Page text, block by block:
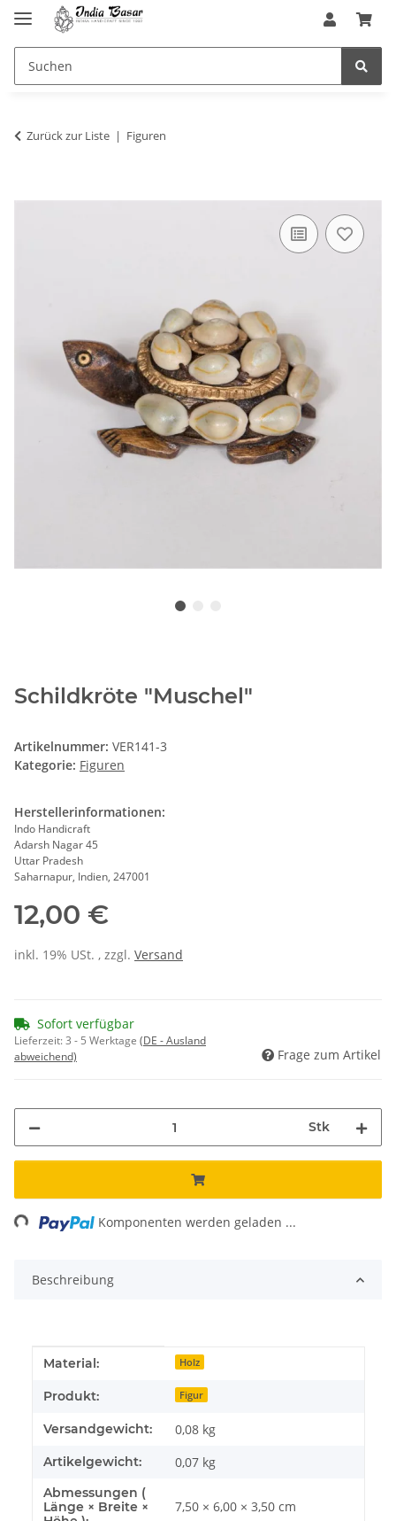
Zurück zur Liste Figuren
Schildkröte "Muschel"
Artikelnummer: VER141-3
Kategorie: Figuren
Herstellerinformationen:
Indo Handicraft
Adarsh Nagar 45
Uttar Pradesh
Saharnapur, Indien, 247001
12,00 €
inkl. 19% USt. , zzgl. Versand
Sofort verfügbar
Lieferzeit:3 - 5 Werktage (DE - Ausland
abweichend)
Frage zum Artikel
Stk
Komponenten werden geladen ...
Beschreibung
Produkteigenschaft
Wert
Material: Holz
Produkt: Figur
Versandgewicht: 0,08 kg
Artikelgewicht: 0,07 kg
Abmessungen (
Länge × Breite ×
7,50 × 6,00 × 3,50 cm